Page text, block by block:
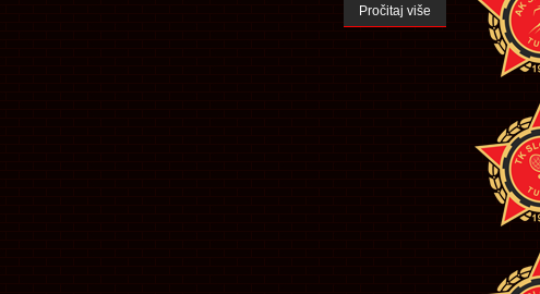
Pročitaj više